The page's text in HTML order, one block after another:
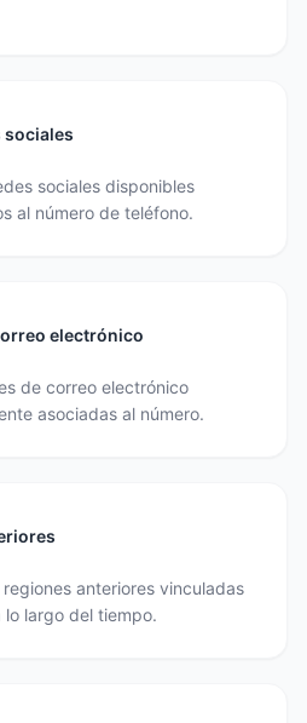
sociales
sociales disponibles
al número de teléfono.
electrónico
de correo electrónico
asociadas al número.
anteriores vinculadas
largo del tiempo.